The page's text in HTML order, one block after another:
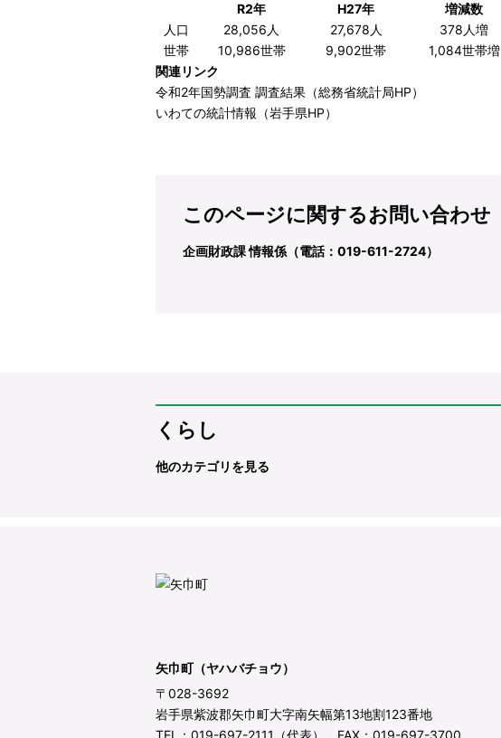
R2年
H27年 増減数
人口
28,056人 27,678人 378人増
世帯
10,986世帯 9,902世帯 1,084世帯増
関連リンク
令和2年国勢調査 調査結果 （総務省統計局HP）
いわての統計情報 （岩手県HP）
このページに関するお問い合わせ
企画財政課 情報係（電話：019-611-2724）
くらし
他のカテゴリを見る
矢巾町（ヤハバチョウ）
〒028-3692
岩手県紫波郡矢巾町大字南矢幅第13地割123番地
TEL：019-697-2111（代表） FAX：019-697-3700